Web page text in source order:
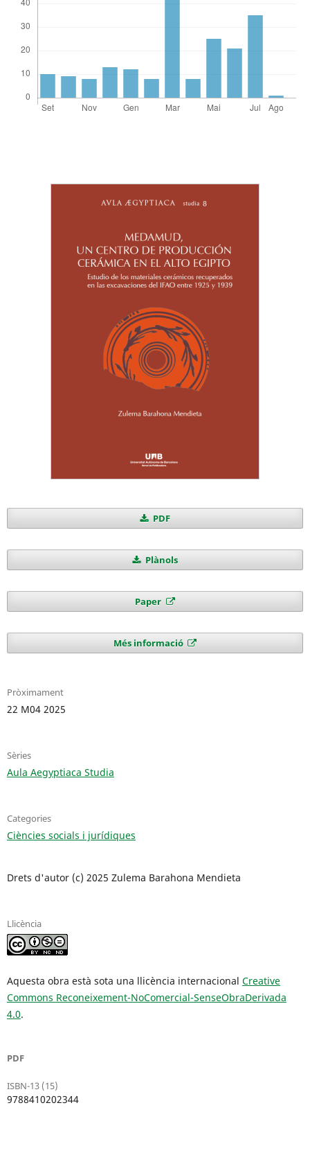
PDF
Plànols
Paper
Més informació
Pròximament
22 M04 2025
Sèries
Aula Aegyptiaca Studia
Categories
Ciències socials i jurídiques
Drets d'autor (c) 2025 Zulema Barahona Mendieta
Llicència
Aquesta obra està sota una llicència internacional Creative
Commons Reconeixement-NoComercial-SenseObraDerivada
4.0.
PDF
ISBN-13 (15)
9788410202344